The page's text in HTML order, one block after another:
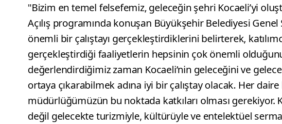
"Bizim en temel felsefemiz, geleceğin şehri Kocaeli’yi
Açılış programında konuşan Büyükşehir Belediyesi
önemli bir çalıştayı gerçekleştirdiklerini belirterek,
gerçekleştirdiği faaliyetlerin hepsinin çok önemli
değerlendirdiğimiz zaman Kocaeli’nin geleceğini ve
ortaya çıkarabilmek adına iyi bir çalıştay olacak. Her daire
müdürlüğümüzün bu noktada katkıları olması gerekiyor.
değil gelecekte turizmiyle, kültürüyle ve entelektüel